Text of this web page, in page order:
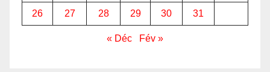
26 27 28 29 30 31
« Déc Fév »